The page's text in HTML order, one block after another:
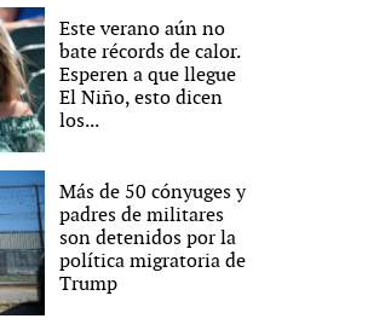
Este verano aún no
bate récords de calor.
Esperen a que llegue
El Niño, esto dicen
los...
Más de 50 cónyuges y
padres de militares
son detenidos por la
política migratoria de
Trump